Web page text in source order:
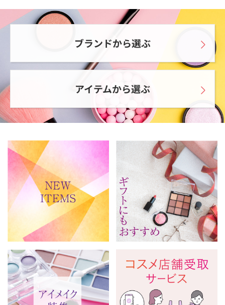
ブランドから選ぶ
アイテムから選ぶ